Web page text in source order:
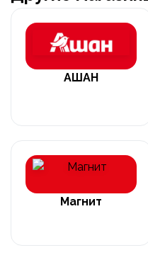
АШАН
Магнит